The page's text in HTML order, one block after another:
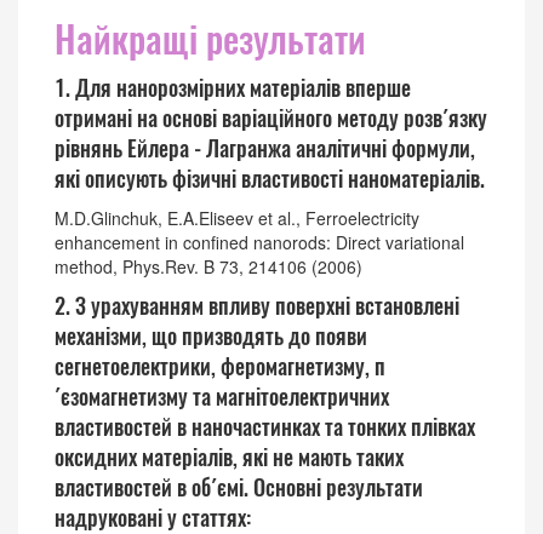
Найкращі результати
1. Для нанорозмірних матеріалів вперше
отримані на основі варіаційного методу розв´язку
рівнянь Ейлера - Лагранжа аналітичні формули,
які описують фізичні властивості наноматеріалів.
M.D.Glinchuk, E.A.Eliseev et al., Ferroelectricity
enhancement in confined nanorods: Direct variational
method, Phys.Rev. B 73, 214106 (2006)
2. З урахуванням впливу поверхні встановлені
механізми, що призводять до появи
сегнетоелектрики, феромагнетизму, п
´єзомагнетизму та магнітоелектричних
властивостей в наночастинках та тонких плівках
оксидних матеріалів, які не мають таких
властивостей в об´ємі. Основні результати
надруковані у статтях: